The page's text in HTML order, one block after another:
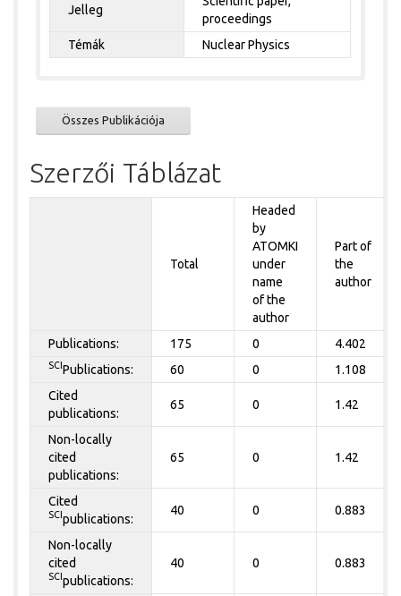
Jelleg
proceedings
Témák
Nuclear Physics
Összes Publikációja
Szerzői Táblázat
Total
Headed
by
ATOMKI
under
name
of the
author
Part of
the
author
Publications: 175 0 4.402
SCI Publications: 60 0
1.108
Cited
publications:
65 0 1.42
Non-locally
cited
publications:
65 0 1.42
Cited
SCI publications:
40 0 0.883
Non-locally
cited
SCI publications:
40 0 0.883